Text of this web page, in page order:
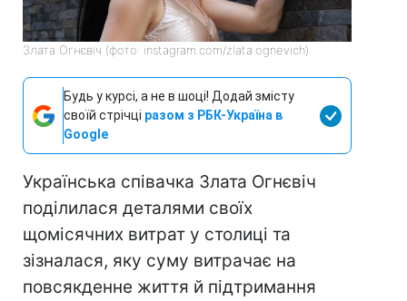
Злата Огнєвіч (фото: instagram.com/zlata.ognevich)
Будь у курсі, а не в шоці! Додай змісту
своїй стрічці разом з РБК-Україна в
Google
Українська співачка Злата Огнєвіч
поділилася деталями своїх
щомісячних витрат у столиці та
зізналася, яку суму витрачає на
повсякденне життя й підтримання